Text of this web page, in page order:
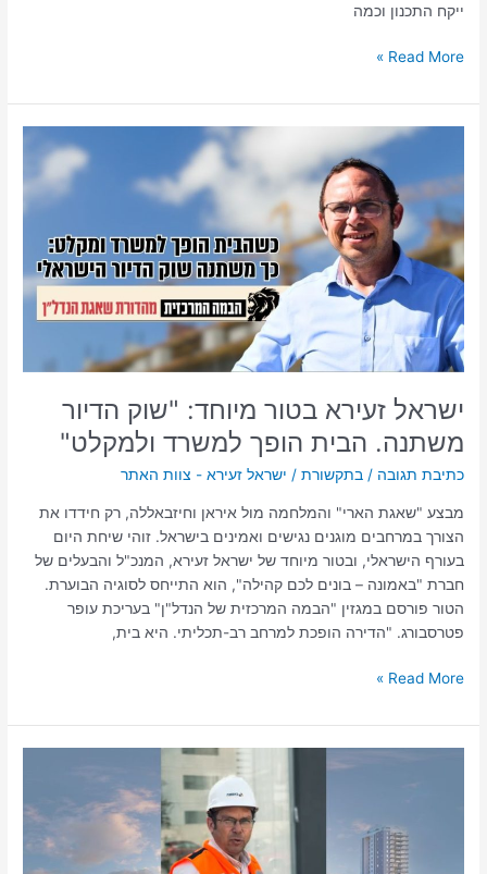
ייקח התכנון וכמה
Read More »
ישראל זעירא בטור מיוחד: "שוק הדיור
משתנה. הבית הופך למשרד ולמקלט"
כתיבת תגובה /בתקשורת / ישראל זעירא - צוות האתר
מבצע "שאגת הארי" והמלחמה מול איראן וחיזבאללה, רק חידדו את
הצורך במרחבים מוגנים נגישים ואמינים בישראל. זוהי שיחת היום
בעורף הישראלי, ובטור מיוחד של ישראל זעירא, המנכ"ל והבעלים של
חברת "באמונה – בונים לכם קהילה", הוא התייחס לסוגיה הבוערת.
הטור פורסם במגזין "הבמה המרכזית של הנדל"ן" בעריכת עופר
פטרסבורג. "הדירה הופכת למרחב רב-תכליתי. היא בית,
בטור
מיוחד:
"שוק
הדיור
משתנה.
הבית
הופך
למשרד
ולמקלט"
Read More »